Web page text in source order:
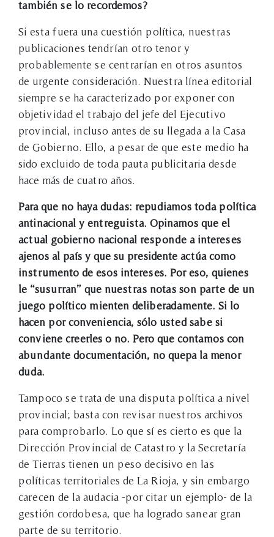
también se lo recordemos?
Si esta fuera una cuestión política, nuestras
publicaciones tendrían otro tenor y
probablemente se centrarían en otros asuntos
de urgente consideración. Nuestra línea editorial
siempre se ha caracterizado por exponer con
objetividad el trabajo del jefe del Ejecutivo
provincial, incluso antes de su llegada a la Casa
de Gobierno. Ello, a pesar de que este medio ha
sido excluido de toda pauta publicitaria desde
hace más de cuatro años.
Para que no haya dudas: repudiamos toda política
antinacional y entreguista. Opinamos que el
actual gobierno nacional responde a intereses
ajenos al país y que su presidente actúa como
instrumento de esos intereses. Por eso, quienes
le “susurran” que nuestras notas son parte de un
juego político mienten deliberadamente. Si lo
hacen por conveniencia, sólo usted sabe si
conviene creerles o no. Pero que contamos con
abundante documentación, no quepa la menor
duda.
Tampoco se trata de una disputa política a nivel
provincial; basta con revisar nuestros archivos
para comprobarlo. Lo que sí es cierto es que la
Dirección Provincial de Catastro y la Secretaría
de Tierras tienen un peso decisivo en las
políticas territoriales de La Rioja, y sin embargo
carecen de la audacia -por citar un ejemplo- de la
gestión cordobesa, que ha logrado sanear gran
parte de su territorio.